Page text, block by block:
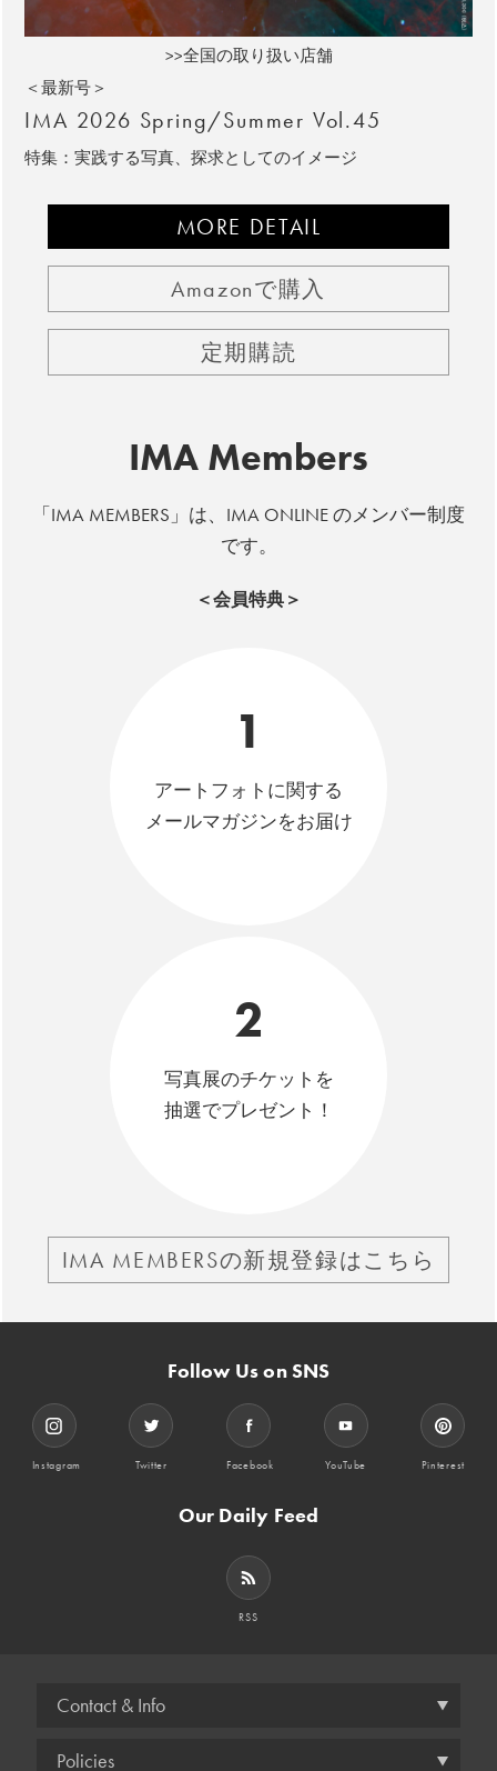
>>全国の取り扱い店舗
＜最新号＞
IMA 2026 Spring/Summer Vol.45
特集：実践する写真、探求としてのイメージ
MORE DETAIL
Amazonで購入
定期購読
IMA Members
「IMA MEMBERS」は、IMA ONLINE のメンバー制度
です。
＜会員特典＞
1
アートフォトに関する
メールマガジンをお届け
2
写真展のチケットを
抽選でプレゼント！
IMA MEMBERSの新規登録はこちら
Follow Us on SNS
Instagram Twitter Facebook YouTube Pinterest
Our Daily Feed
RSS
Contact & Info
Policies